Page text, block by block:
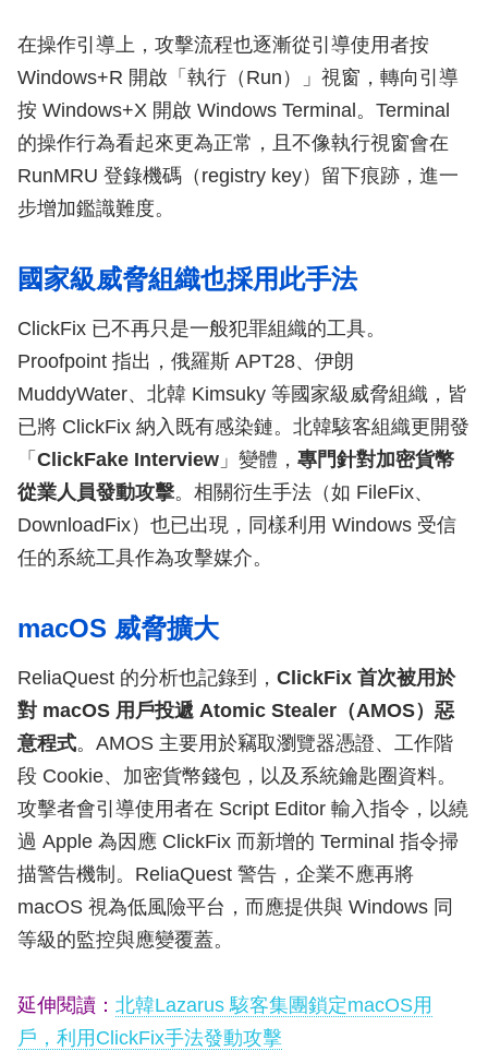
在操作引導上，攻擊流程也逐漸從引導使用者按
Windows+R 開啟「執行（Run）」視窗，轉向引導
按 Windows+X 開啟 Windows Terminal。Terminal
的操作行為看起來更為正常，且不像執行視窗會在
RunMRU 登錄機碼（registry key）留下痕跡，進一
步增加鑑識難度。
國家級威脅組織也採用此手法
ClickFix 已不再只是一般犯罪組織的工具。
Proofpoint 指出，俄羅斯 APT28、伊朗
MuddyWater、北韓 Kimsuky 等國家級威脅組織，皆
已將 ClickFix 納入既有感染鏈。北韓駭客組織更開發
「 ClickFake Interview」變體， 專門針對加密貨幣
從業人員發動攻擊。相關衍生手法（如 FileFix、
DownloadFix）也已出現，同樣利用 Windows 受信
任的系統工具作為攻擊媒介。
macOS 威脅擴大
ReliaQuest 的分析也記錄到， ClickFix 首次被用於
對 macOS 用戶投遞 Atomic Stealer（AMOS）惡
意程式。AMOS 主要用於竊取瀏覽器憑證、工作階
段 Cookie、加密貨幣錢包，以及系統鑰匙圈資料。
攻擊者會引導使用者在 Script Editor 輸入指令，以繞
過 Apple 為因應 ClickFix 而新增的 Terminal 指令掃
描警告機制。ReliaQuest 警告，企業不應再將
macOS 視為低風險平台，而應提供與 Windows 同
等級的監控與應變覆蓋。
延伸閱讀： 北韓Lazarus 駭客集團鎖定macOS用
戶，利用ClickFix手法發動攻擊